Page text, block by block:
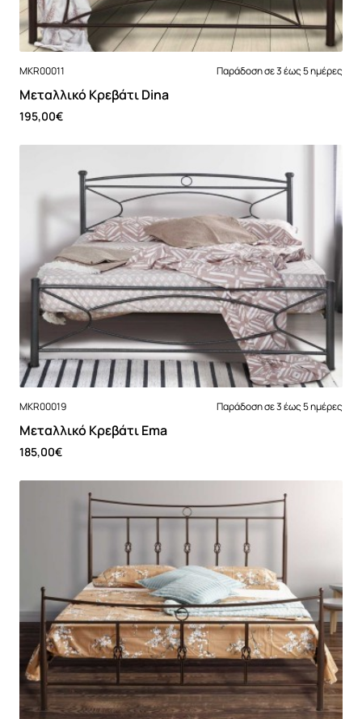
MKR00011 Παράδοση σε 3 έως 5 ημέρες
Μεταλλικό Κρεβάτι Dina
195,00€
MKR00019 Παράδοση σε 3 έως 5 ημέρες
Μεταλλικό Κρεβάτι Ema
185,00€